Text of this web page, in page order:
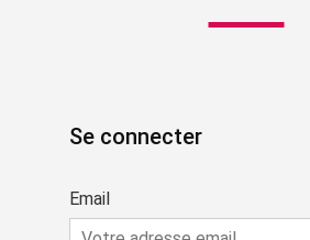
Se connecter
Email